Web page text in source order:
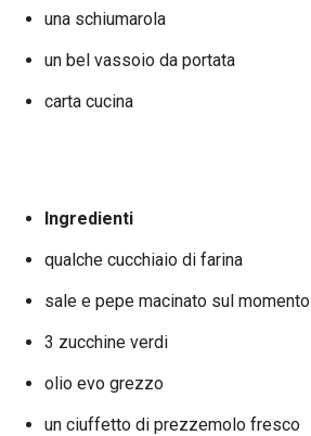
una schiumarola
un bel vassoio da portata
carta cucina
Ingredienti
qualche cucchiaio di farina
sale e pepe macinato sul momento
3 zucchine verdi
olio evo grezzo
un ciuffetto di prezzemolo fresco